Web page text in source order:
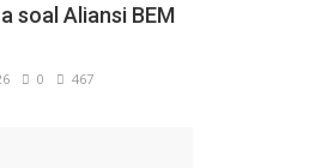
soal Aliansi BEM
0 467